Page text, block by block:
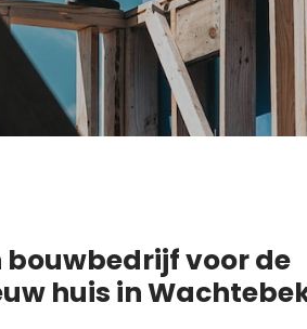
bouwbedrijf voor de
huis in